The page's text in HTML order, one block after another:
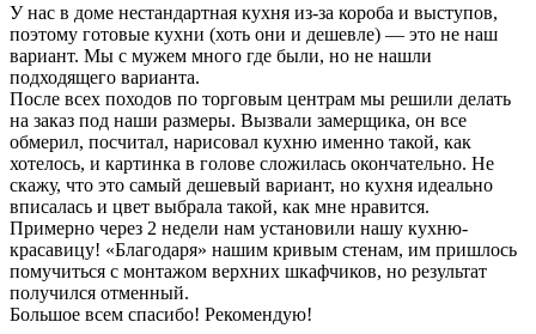
У нас в доме нестандартная кухня из-за короба и выступов,
поэтому готовые кухни (хоть они и дешевле) — это не наш
вариант. Мы с мужем много где были, но не нашли
подходящего варианта.
После всех походов по торговым центрам мы решили делать
на заказ под наши размеры. Вызвали замерщика, он все
обмерил, посчитал, нарисовал кухню именно такой, как
хотелось, и картинка в голове сложилась окончательно. Не
скажу, что это самый дешевый вариант, но кухня идеально
вписалась и цвет выбрала такой, как мне нравится.
Примерно через 2 недели нам установили нашу кухню-
красавицу! «Благодаря» нашим кривым стенам, им пришлось
помучиться с монтажом верхних шкафчиков, но результат
получился отменный.
Большое всем спасибо! Рекомендую!